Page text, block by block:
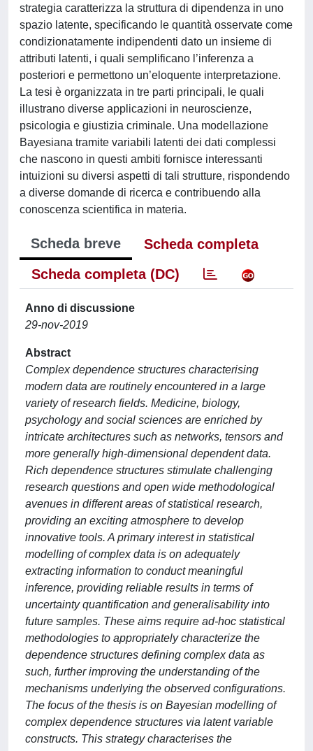
strategia caratterizza la struttura di dipendenza in uno
spazio latente, specificando le quantità osservate come
condizionatamente indipendenti dato un insieme di
attributi latenti, i quali semplificano l’inferenza a
posteriori e permettono un’eloquente interpretazione.
La tesi è organizzata in tre parti principali, le quali
illustrano diverse applicazioni in neuroscienze,
psicologia e giustizia criminale. Una modellazione
Bayesiana tramite variabili latenti dei dati complessi
che nascono in questi ambiti fornisce interessanti
intuizioni su diversi aspetti di tali strutture, rispondendo
a diverse domande di ricerca e contribuendo alla
conoscenza scientifica in materia.
Scheda breve
Scheda completa
Scheda completa (DC)
Anno di discussione
29-nov-2019
Abstract
Complex dependence structures characterising
modern data are routinely encountered in a large
variety of research fields. Medicine, biology,
psychology and social sciences are enriched by
intricate architectures such as networks, tensors and
more generally high-dimensional dependent data.
Rich dependence structures stimulate challenging
research questions and open wide methodological
avenues in different areas of statistical research,
providing an exciting atmosphere to develop
innovative tools. A primary interest in statistical
modelling of complex data is on adequately
extracting information to conduct meaningful
inference, providing reliable results in terms of
uncertainty quantification and generalisability into
future samples. These aims require ad-hoc statistical
methodologies to appropriately characterize the
dependence structures defining complex data as
such, further improving the understanding of the
mechanisms underlying the observed configurations.
The focus of the thesis is on Bayesian modelling of
complex dependence structures via latent variable
constructs. This strategy characterises the